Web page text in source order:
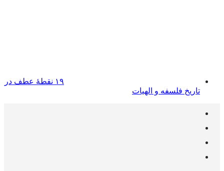
۱۹ نقطهٔ عطف در
تاریخ فلسفه و الهیات